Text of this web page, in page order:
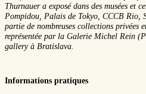
Thurnauer a exposé dans des musées et
Pompidou, Palais de Tokyo, CCCB Rio,
partie de nombreuses collections privées
représentée par la Galerie Michel Rein
gallery à Bratislava.
Informations pratiques